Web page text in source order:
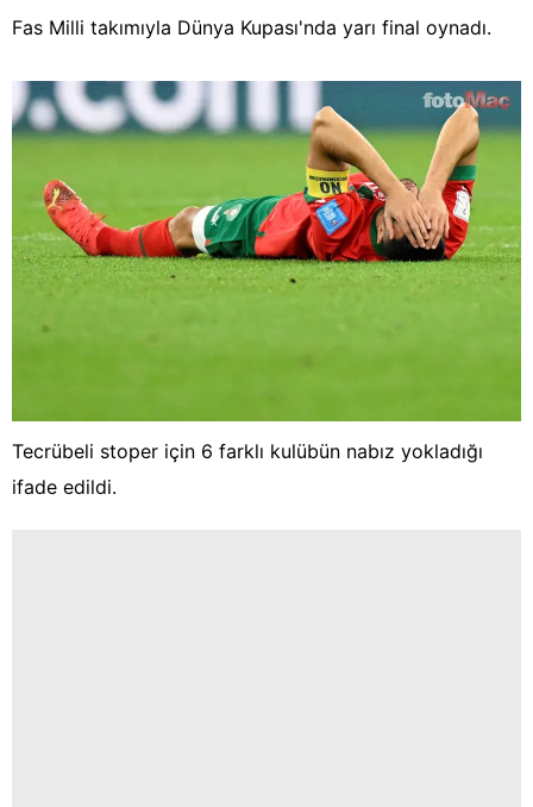
Fas Milli takımıyla Dünya Kupası'nda yarı final oynadı.
Tecrübeli stoper için 6 farklı kulübün nabız yokladığı
ifade edildi.